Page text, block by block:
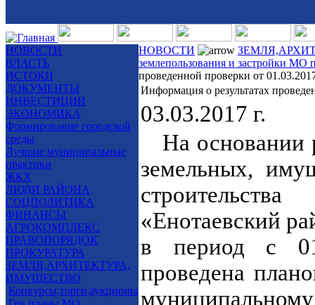
НОВОСТИ
ВЛАСТЬ
ИСТОКИ
ДОКУМЕНТЫ
ИНВЕСТИЦИИ
ЭКОНОМИКА
Формирование городской
среды
Лучшие муниципальные
практики
ЖКХ
ЛЮДИ РАЙОНА
СОЦПОЛИТИКА
ФИНАНСЫ
АГРОКОМПЛЕКС
ПРАВОПОРЯДОК
ПРОКУРАТУРА
ЗЕМЛЯ,АРХИТЕКТУРА,
ИМУЩЕСТВО
Конкурсы,торги,аукционы
НОВОСТИ
землепользования и застройки МО
проведенной проверки от
Информация о результатах
03.03.2017 г.
На основании
земельных,
«Енотаевский
в период с
проведена